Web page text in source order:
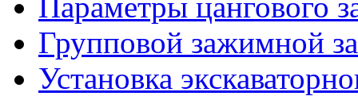
Групповой зажимной
Установка